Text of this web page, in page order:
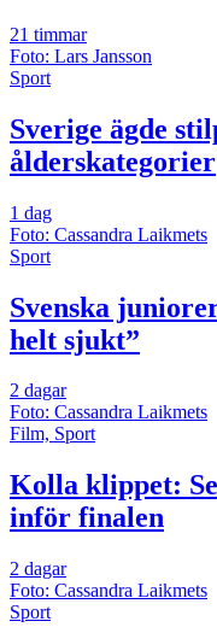
21 timmar
Foto: Lars Jansson
Sport
Sverige ägde
ålderskategorier
1 dag
Foto: Cassandra Laikmets
Sport
Svenska
helt sjukt”
2 dagar
Foto: Cassandra Laikmets
Film, Sport
Kolla klippet:
inför finalen
2 dagar
Foto: Cassandra Laikmets
Sport